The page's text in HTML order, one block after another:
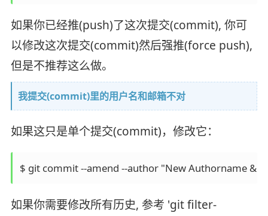
如果你已经推(push)了这次提交(commit), 你可
以修改这次提交(commit)然后强推(force push),
但是不推荐这么做。
我提交(commit)里的用户名和邮箱不对
如果这只是单个提交(commit)，修改它：
如果你需要修改所有历史, 参考 'git filter-